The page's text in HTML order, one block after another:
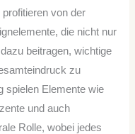
von der
die nicht nur
beitragen, wichtige
zu
spielen Elemente wie
und auch
Rolle, wobei jedes